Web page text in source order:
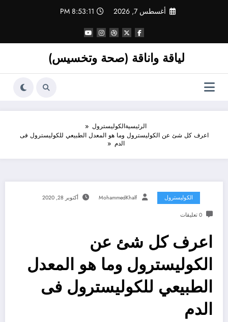
أغسطس 7, 2026 8:53:12 PM
لياقة واناقة (صحة وتخسيس)
الرئيسيةالكوليسترول
اعرف كل شئ عن الكوليسترول وما هو المعدل الطبيعي للكوليسترول فى
الدم
الكوليسترول MohammedKhalf أكتوبر 28, 2020
0 تعليقات
اعرف كل شئ عن
الكوليسترول وما هو المعدل
الطبيعي للكوليسترول فى
الدم